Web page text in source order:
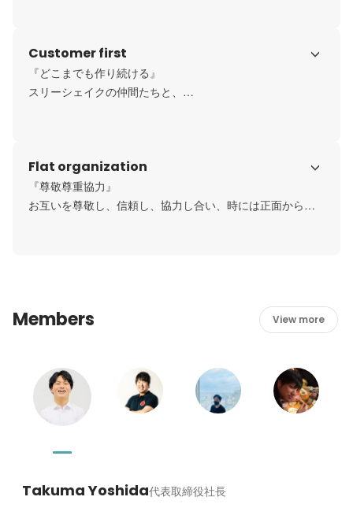
Customer first
『どこまでも作り続ける』
スリーシェイクの仲間たちと、
Flat organization
『尊敬尊重協力』
お互いを尊敬し、信頼し、協力し合い、時には正面からぶ
Members View more
Takuma Yoshida代表取締役社長